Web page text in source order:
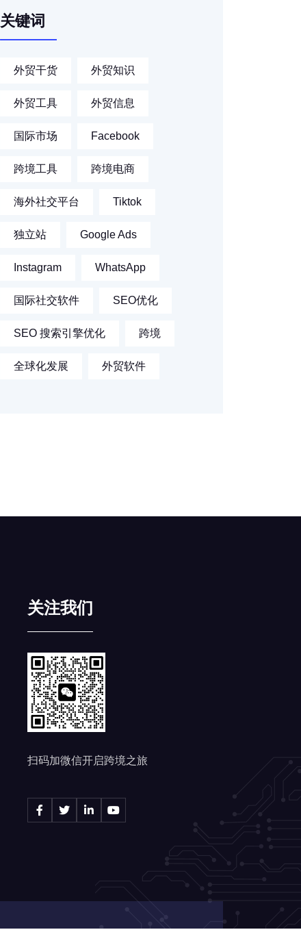
关键词
外贸干货 外贸知识
外贸工具 外贸信息
国际市场 Facebook
跨境工具 跨境电商
海外社交平台 Tiktok
独立站 Google Ads
Instagram WhatsApp
国际社交软件 SEO优化
SEO 搜索引擎优化 跨境
全球化发展 外贸软件
关注我们
扫码加微信开启跨境之旅